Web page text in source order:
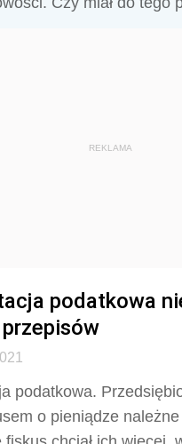
REKLAMA
podatkowa
podatkowa.
o pieniądze należne